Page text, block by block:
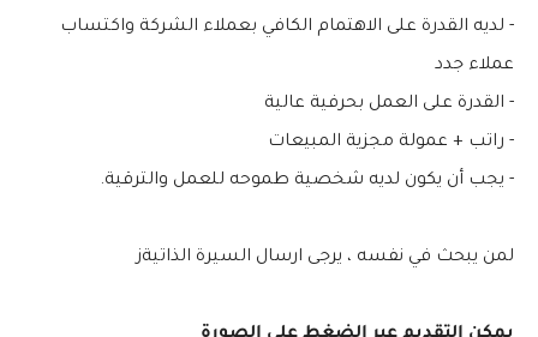
- لديه القدرة على الاهتمام الكافي بعملاء الشركة واكتساب
عملاء جدد
- القدرة على العمل بحرفية عالية
- راتب + عمولة مجزية المبيعات
- يجب أن يكون لديه شخصية طموحه للعمل والترقية.
لمن يبحث في نفسه ، يرجى ارسال السيرة الذاتيةز